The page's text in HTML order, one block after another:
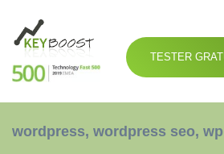
TESTER
wordpress, wordpress seo, wp